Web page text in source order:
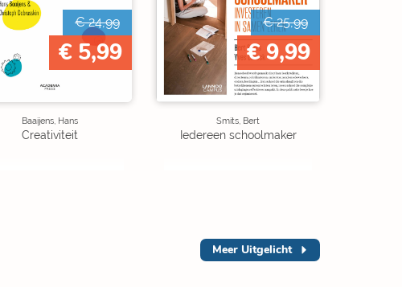
€ 24,99
€ 5,99
Baaijens, Hans
Creativiteit
€ 25,99
€ 9,99
Smits, Bert
Iedereen schoolmaker
Meer Uitgelicht